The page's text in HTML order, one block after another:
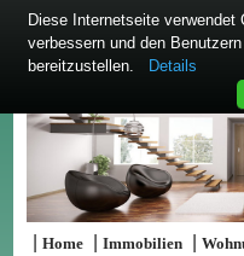
|Home |Immobilien |
Diese Internetseite
verbessern und den
bereitzustellen.
Details